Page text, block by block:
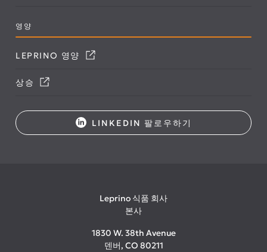
영양
LEPRINO 영양
상승
LINKEDIN 팔로우하기
Leprino 식품 회사
본사
1830 W. 38th Avenue
덴버, CO 80211